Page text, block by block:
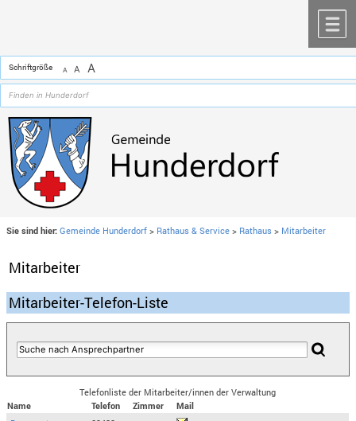
Schriftgröße A A A
Sie sind hier: Gemeinde Hunderdorf > Rathaus & Service > Rathaus > Mitarbeiter
Mitarbeiter
Mitarbeiter-Telefon-Liste
Telefonliste der Mitarbeiter/innen der Verwaltung
Name
Telefon Zimmer
Mail